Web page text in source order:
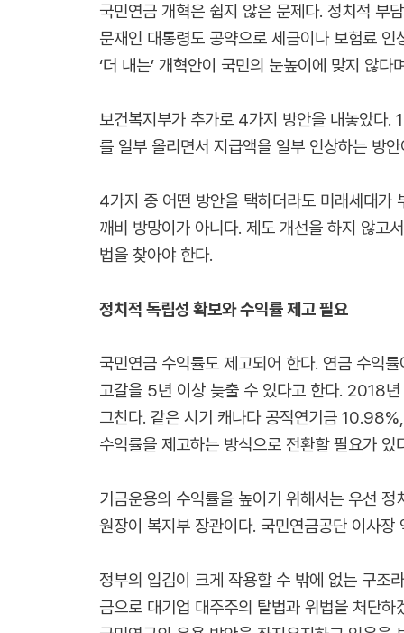
국민연금 개혁은 쉽지 않은 문제다. 정치적 부
문재인 대통령도 공약으로 세금이나 보험료
‘더 내는’ 개혁안이 국민의 눈높이에 맞지 않
보건복지부가 추가로 4가지 방안을 내놓았다
를 일부 올리면서 지급액을 일부 인상하는 방안
4가지 중 어떤 방안을 택하더라도 미래세대가
깨비 방망이가 아니다. 제도 개선을 하지 않고
법을 찾아야 한다.
정치적 독립성 확보와 수익률 제고 필요
국민연금 수익률도 제고되어 한다. 연금 수익
고갈을 5년 이상 늦출 수 있다고 한다. 2018
그친다. 같은 시기 캐나다 공적연기금
수익률을 제고하는 방식으로 전환할 필요가 있
기금운용의 수익률을 높이기 위해서는 우선
원장이 복지부 장관이다. 국민연금공단 이사
정부의 입김이 크게 작용할 수 밖에 없는 구조
금으로 대기업 대주주의 탈법과 위법을 처단